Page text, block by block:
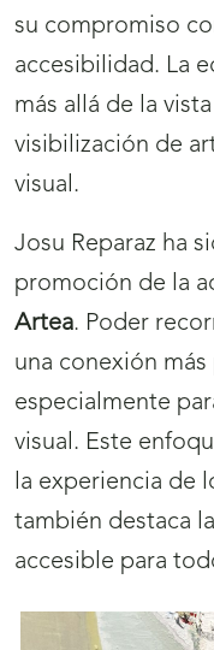
su compromiso
accesibilidad. La
más allá de la
visibilización de
visual.
Josu Reparaz ha
promoción de la
Artea. Poder
una conexión
especialmente
visual. Este
la experiencia de
también destaca
accesible para